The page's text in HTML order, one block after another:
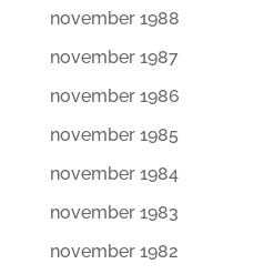
november 1988
november 1987
november 1986
november 1985
november 1984
november 1983
november 1982